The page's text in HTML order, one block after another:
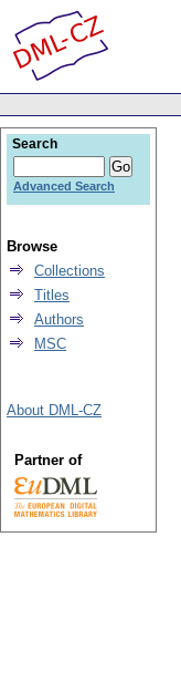
Search
Advanced Search
Browse
Collections
Titles
Authors
MSC
About DML-CZ
Partner of